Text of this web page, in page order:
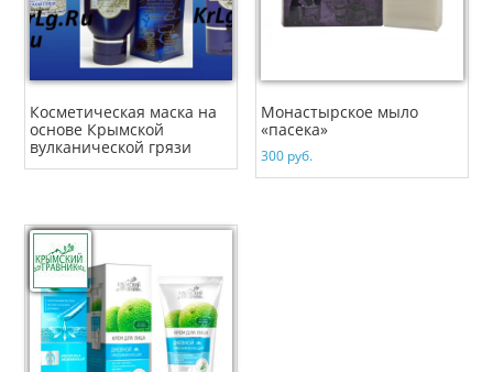
Косметическая маска на
основе Крымской
вулканической грязи
Монастырское мыло
«пасека»
300 руб.